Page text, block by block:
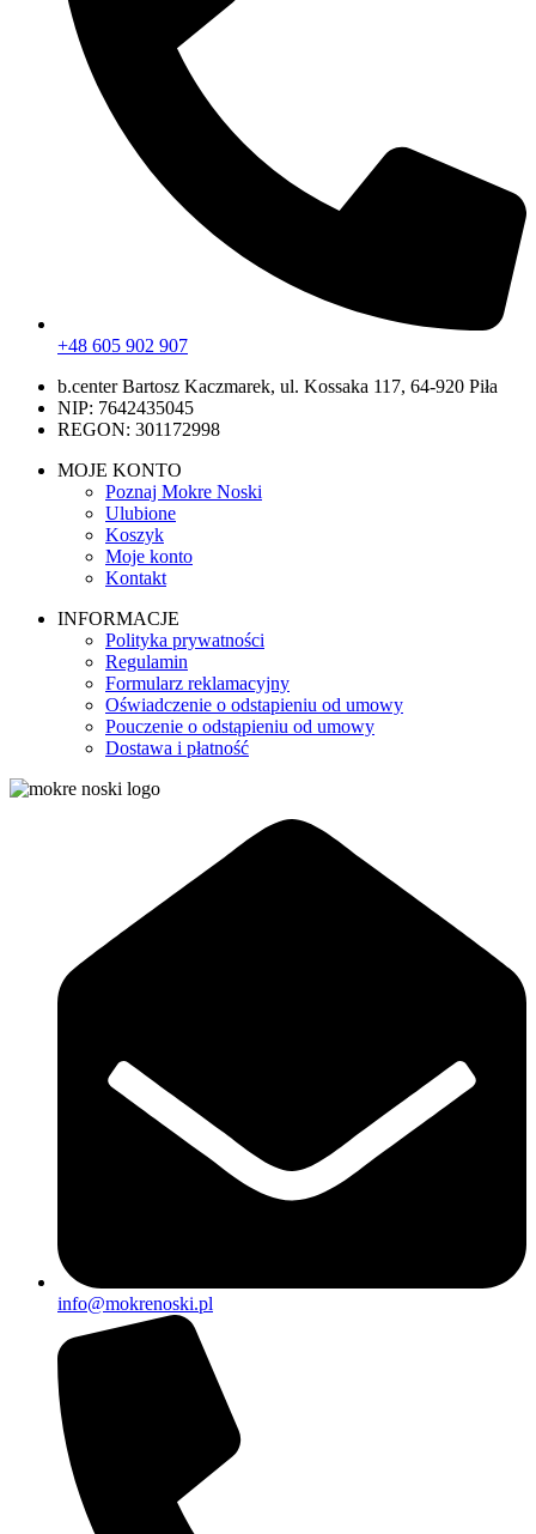
+48 605 902 907
b.center Bartosz Kaczmarek, ul. Kossaka 117, 64-920 Piła
NIP: 7642435045
REGON: 301172998
MOJE KONTO
Poznaj Mokre Noski
Ulubione
Koszyk
Moje konto
Kontakt
INFORMACJE
Polityka prywatności
Regulamin
Formularz reklamacyjny
Oświadczenie o odstapieniu od umowy
Pouczenie o odstąpieniu od umowy
Dostawa i płatność
info@mokrenoski.pl